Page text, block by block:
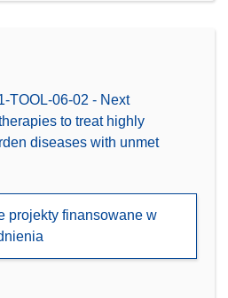
TOOL-06-02 - Next
to treat highly
diseases with unmet
projekty finansowane w